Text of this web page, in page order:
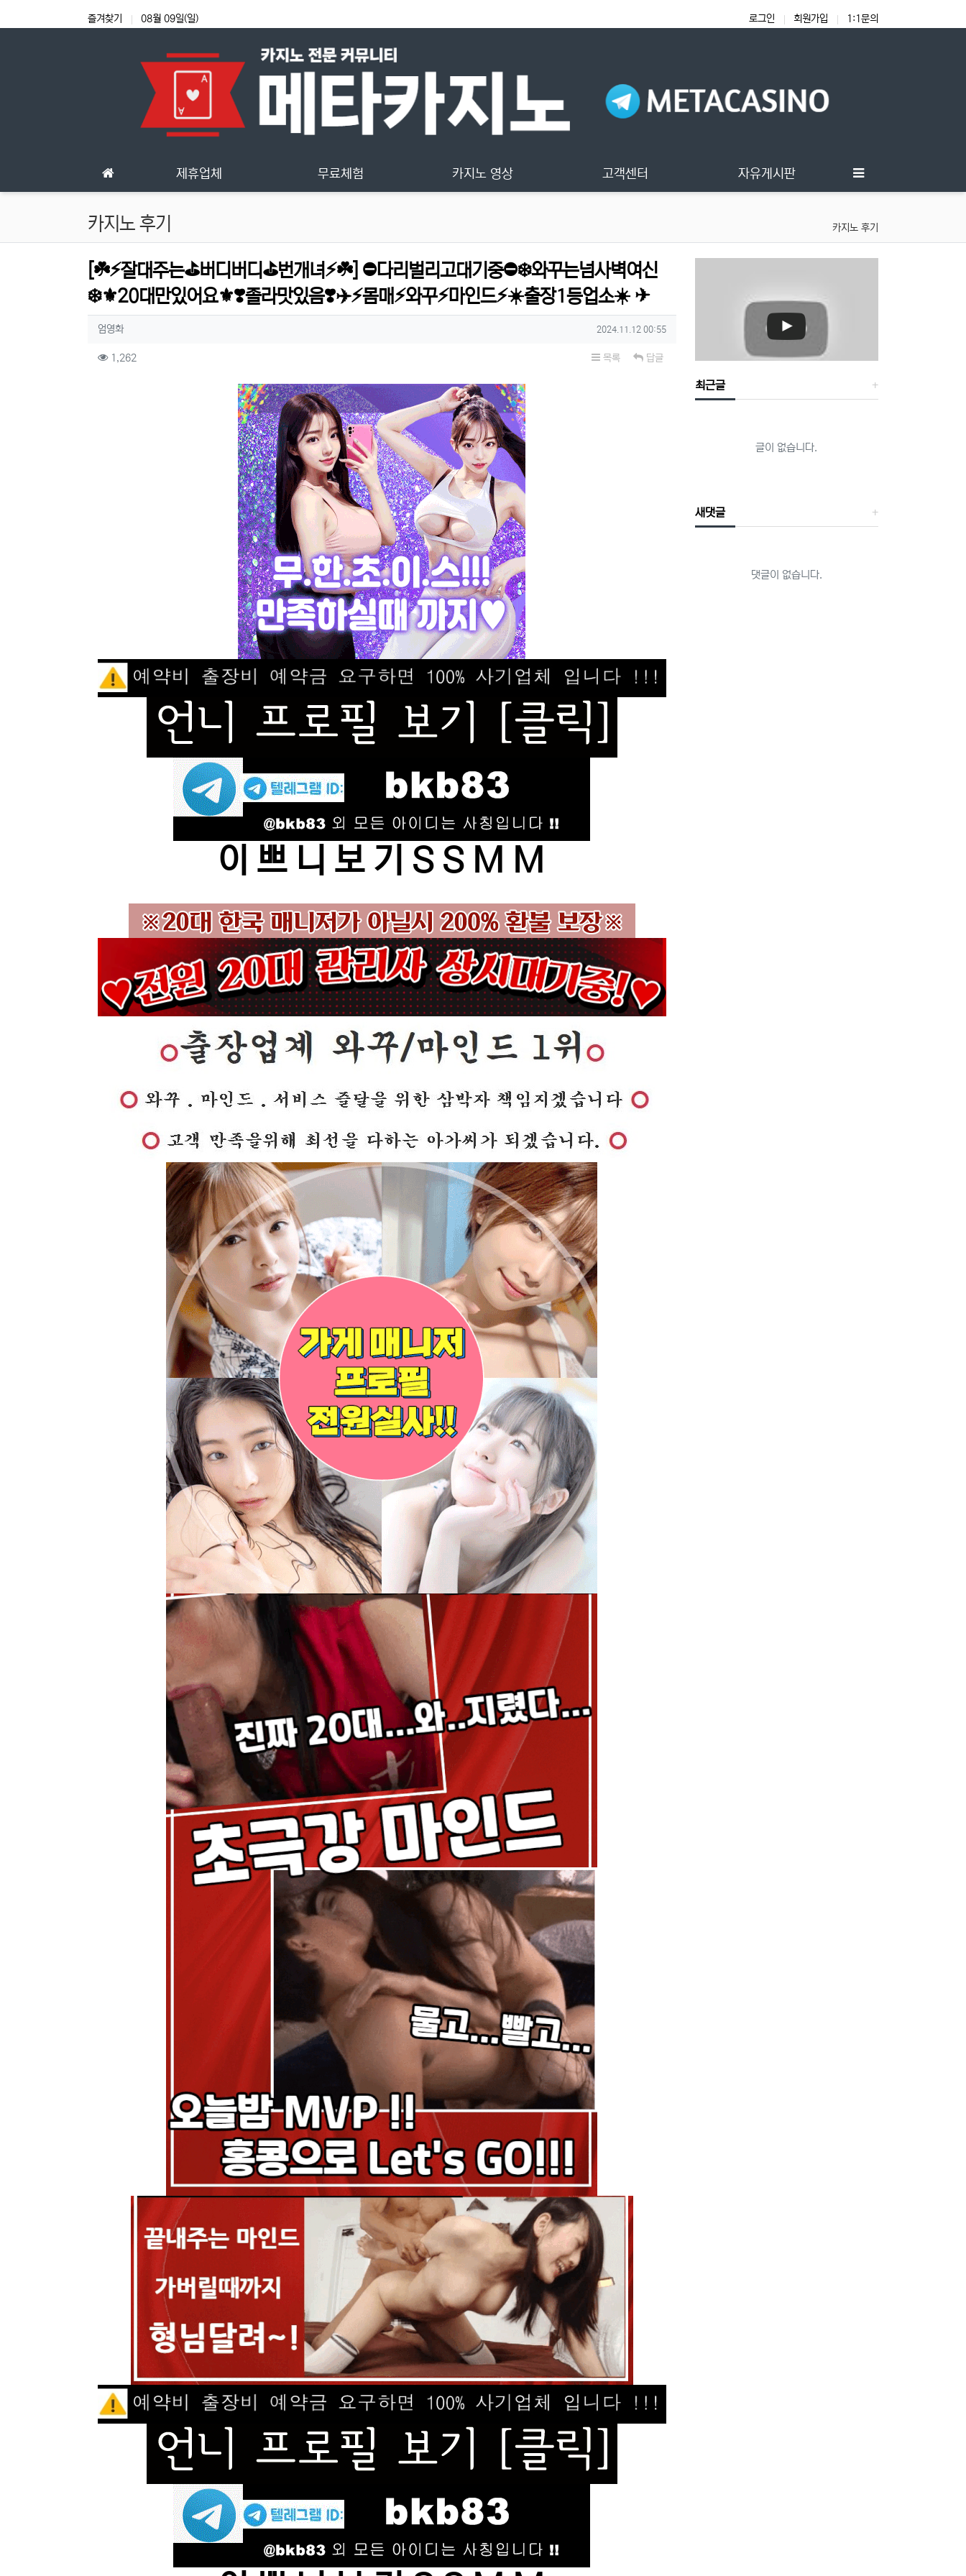
즐겨찾기 08월 09일(일) 로그인 회원가입 1:1문의
제휴업체 무료체험 카지노 영상 고객센터 자유게시판
카지노 후기 카지노 후기
[☘️⚡잘대주는⛳버디버디⛳번개녀⚡☘️] ⛔다리벌리고대기중⛔❄️와꾸는넘사벽여신
❄️⚜️20대만있어요⚜️❣️졸라맛있음❣️✈️⚡몸매⚡와꾸⚡마인드⚡☀️출장1등업소☀️ ✈
작성자 정보
엄영화작성 작성일
2024.11.12 00:55
컨텐츠 정보
1,262 목록 답글
이 쁘 니 보 기 S S M M
최근글
글이 없습니다.
새댓글
댓글이 없습니다.